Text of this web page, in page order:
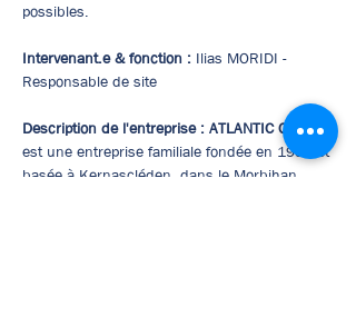
possibles.
Intervenant.e & fonction : Ilias MORIDI -
Responsable de site
Description de l'entreprise : ATLANTIC OVO
est une entreprise familiale fondée en 1992 et
basée à Kernascléden, dans le Morbihan.